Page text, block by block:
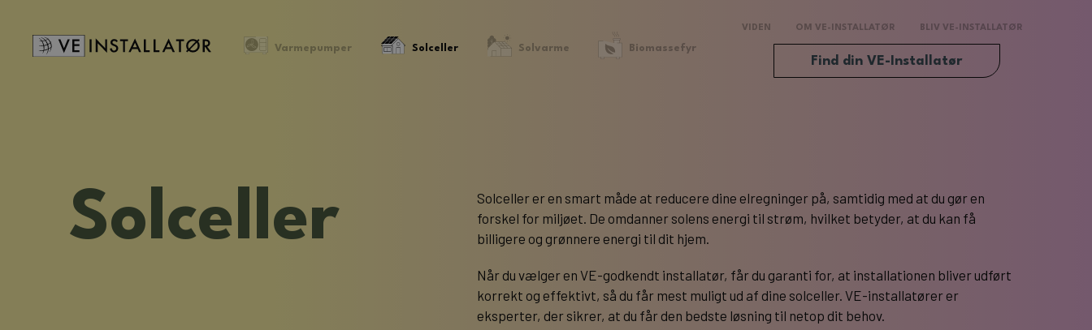
Varmepumper Solceller Solvarme Biomassefyr
VIDEN OM VE-INSTALLATØR BLIV VE-INSTALLATØR
Find din VE-Installatør
Sol­celler
Solceller er en smart måde at reducere dine elregninger på, samtidig med at du gør en
forskel for miljøet. De omdanner solens energi til strøm, hvilket betyder, at du kan få
billigere og grønnere energi til dit hjem.
Når du vælger en VE-godkendt installatør, får du garanti for, at installationen bliver udført
korrekt og effektivt, så du får mest muligt ud af dine solceller. VE-installatører er
eksperter, der sikrer, at du får den bedste løsning til netop dit behov.